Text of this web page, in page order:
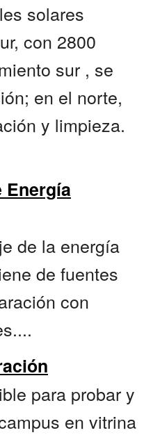
solares
con 2800
sur , se
en el norte,
y limpieza.
Energía
de la energía
de fuentes
con
para probar y
en vitrina